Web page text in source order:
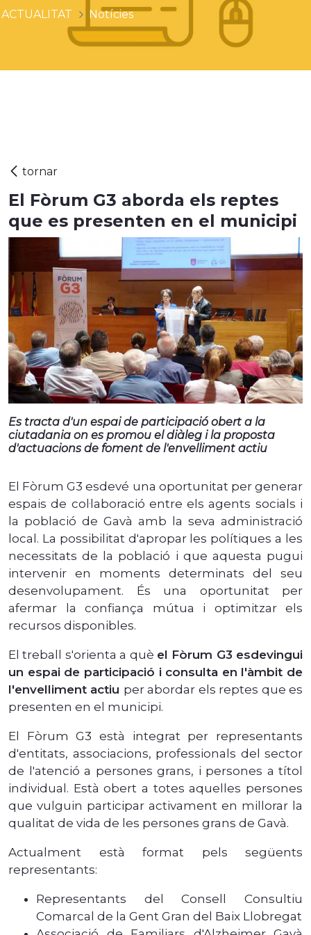
ACTUALITAT Notícies
El Fòrum G3 aborda els reptes
que es presenten en el municipi
Es tracta d'un espai de participació obert a la
ciutadania on es promou el diàleg i la proposta
d'actuacions de foment de l'envelliment actiu
El Fòrum G3 esdevé una oportunitat per generar
espais de col·laboració entre els agents socials i
la població de Gavà amb la seva administració
local. La possibilitat d'apropar les polítiques a les
necessitats de la població i que aquesta pugui
intervenir en moments determinats del seu
desenvolupament. És una oportunitat per
afermar la confiança mútua i optimitzar els
recursos disponibles.
El treball s'orienta a què el Fòrum G3 esdevingui
un espai de participació i consulta en l'àmbit de
l'envelliment actiu per abordar els reptes que es
presenten en el municipi.
El Fòrum G3 està integrat per representants
d'entitats, associacions, professionals del sector
de l'atenció a persones grans, i persones a títol
individual. Està obert a totes aquelles persones
que vulguin participar activament en millorar la
qualitat de vida de les persones grans de Gavà.
Actualment està format pels següents
representants:
Representants del Consell Consultiu
Comarcal de la Gent Gran del Baix Llobregat